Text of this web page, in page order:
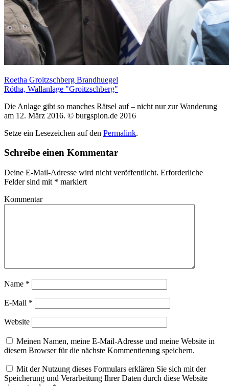
Roetha Groitzschberg Brandhuegel
Rötha, Wallanlage "Groitzschberg"
Die Anlage gibt so manches Rätsel auf – nicht nur zur Wanderung
am 12. März 2016. © burgspion.de 2016
Setze ein Lesezeichen auf den Permalink.
Schreibe einen Kommentar
Deine E-Mail-Adresse wird nicht veröffentlicht. Erforderliche
Felder sind mit * markiert
Kommentar
Name *
E-Mail *
Website
Meinen Namen, meine E-Mail-Adresse und meine Website in
diesem Browser für die nächste Kommentierung speichern.
Mit der Nutzung dieses Formulars erklären Sie sich mit der
Speicherung und Verarbeitung Ihrer Daten durch diese Website